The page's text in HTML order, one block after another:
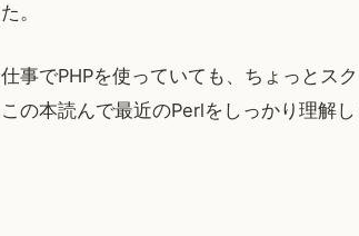
た。
仕事でPHPを使っていても、ちょっとス
この本読んで最近のPerlをしっかり理解し